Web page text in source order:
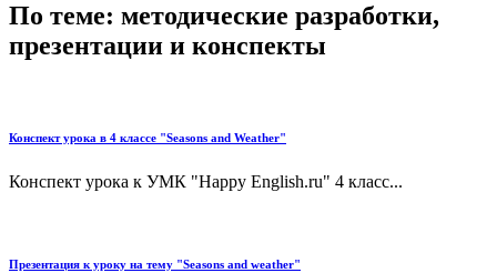
По теме: методические разработки,
презентации и конспекты
Конспект урока в 4 классе "Seasons and Weather"
Конспект урока к УМК "Happy English.ru" 4 класс...
Презентация к уроку на тему "Seasons and weather"